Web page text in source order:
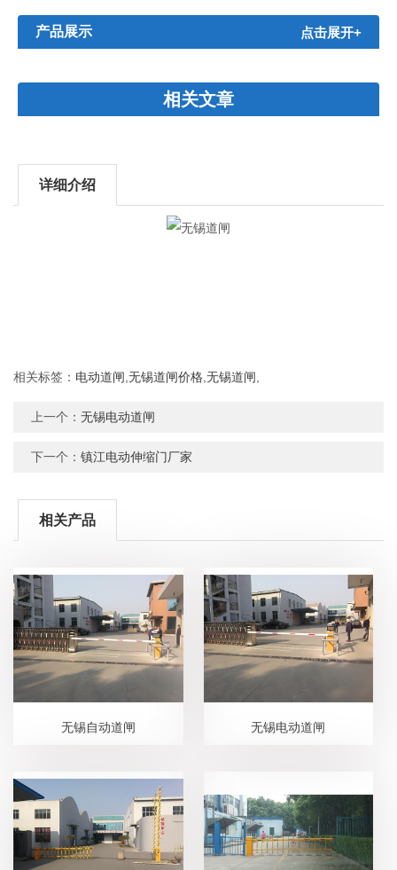
产品展示 点击展开+
相关文章
详细介绍
相关标签： 电动道闸 ,无锡道闸价格 ,无锡道闸
上一个：无锡电动道闸
下一个：镇江电动伸缩门厂家
相关产品
无锡自动道闸 无锡电动道闸